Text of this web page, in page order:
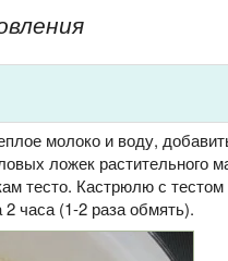
молоко и воду,
ложек растительного
тесто. Кастрюлю с
часа (1-2 раза обмять).